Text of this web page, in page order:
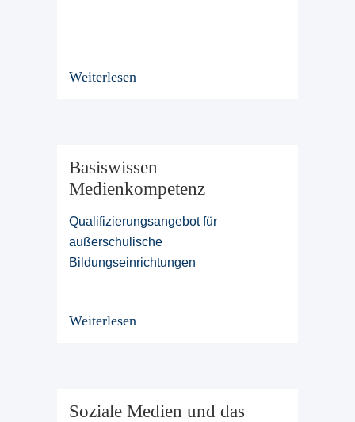
Weiterlesen
Basiswissen
Medienkompetenz
Qualifizierungsangebot für
außerschulische
Bildungseinrichtungen
Weiterlesen
Soziale Medien und das